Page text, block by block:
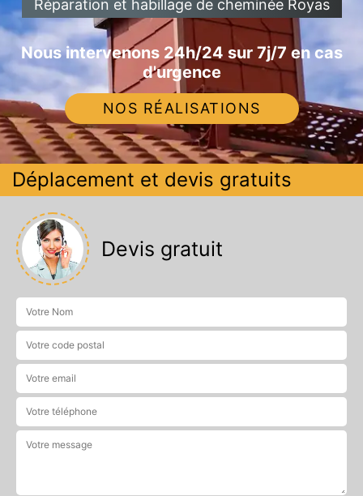
Réparation et habillage de cheminée Royas
Nous intervenons 24h/24 sur 7j/7 en cas
d'urgence
NOS RÉALISATIONS
Déplacement et devis gratuits
Devis gratuit